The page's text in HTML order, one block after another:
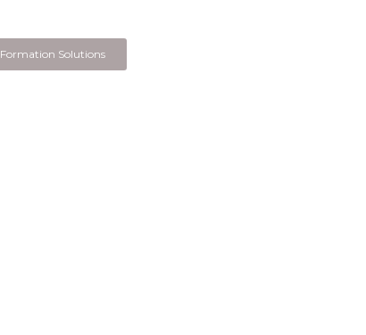
Formation Solutions